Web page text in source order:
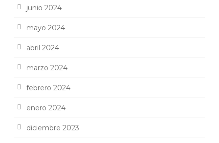
junio 2024
mayo 2024
abril 2024
marzo 2024
febrero 2024
enero 2024
diciembre 2023